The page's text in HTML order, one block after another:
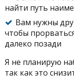
найти путь
Вам нужны
чтобы
далеко позади
Я не планирую
так как это